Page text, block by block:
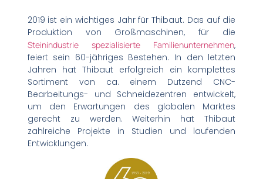
2019 ist ein wichtiges Jahr für Thibaut. Das auf die
Produktion von Großmaschinen, für die
Steinindustrie spezialisierte Familienunternehmen,
feiert sein 60-jähriges Bestehen. In den letzten
Jahren hat Thibaut erfolgreich ein komplettes
Sortiment von ca. einem Dutzend CNC-
Bearbeitungs- und Schneidezentren entwickelt,
um den Erwartungen des globalen Marktes
gerecht zu werden. Weiterhin hat Thibaut
zahlreiche Projekte in Studien und laufenden
Entwicklungen.